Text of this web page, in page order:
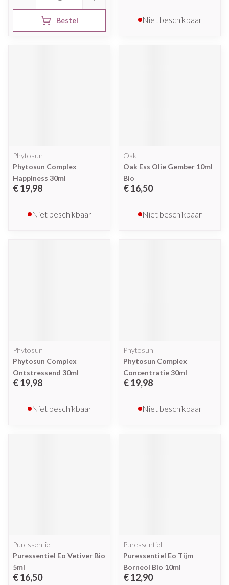
Bestel Niet beschikbaar
Phytosun
Phytosun Complex
Happiness 30ml
€ 19,98
Niet beschikbaar
Oak
Oak Ess Olie Gember 10ml
Bio
€ 16,50
Niet beschikbaar
Phytosun
Phytosun Complex
Ontstressend 30ml
€ 19,98
Niet beschikbaar
Phytosun
Phytosun Complex
Concentratie 30ml
€ 19,98
Niet beschikbaar
Puressentiel
Puressentiel Eo Vetiver Bio
5ml
€ 16,50
Puressentiel
Puressentiel Eo Tijm
Borneol Bio 10ml
€ 12,90